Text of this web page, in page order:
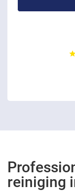
reiniging